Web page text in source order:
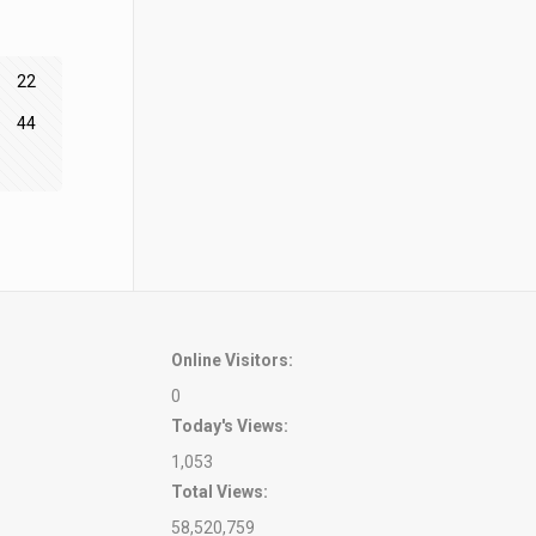
22
44
Online Visitors:
0
Today's Views:
1,053
Total Views:
58,520,759